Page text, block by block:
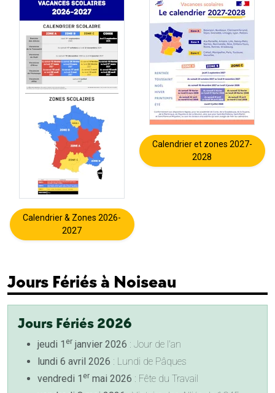
Calendrier & Zones 2026-
2027
Calendrier et zones 2027-
2028
Jours Fériés à Noiseau
Jours Fériés 2026
jeudi 1 er janvier 2026 : Jour de l'an
lundi 6 avril 2026 : Lundi de Pâques
vendredi 1 er mai 2026 : Fête du Travail